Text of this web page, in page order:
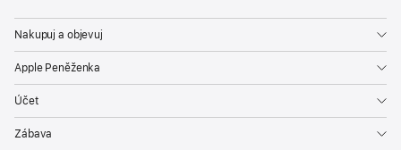
Nakupuj a objevuj
Apple Peněženka
Účet
Zábava